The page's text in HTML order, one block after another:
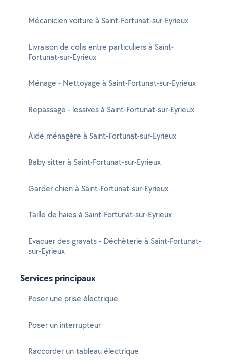
Mécanicien voiture à Saint-Fortunat-sur-Eyrieux
Livraison de colis entre particuliers à Saint-
Fortunat-sur-Eyrieux
Ménage - Nettoyage à Saint-Fortunat-sur-Eyrieux
Repassage - lessives à Saint-Fortunat-sur-Eyrieux
Aide ménagère à Saint-Fortunat-sur-Eyrieux
Baby sitter à Saint-Fortunat-sur-Eyrieux
Garder chien à Saint-Fortunat-sur-Eyrieux
Taille de haies à Saint-Fortunat-sur-Eyrieux
Evacuer des gravats - Déchèterie à Saint-Fortunat-
sur-Eyrieux
Services principaux
Poser une prise électrique
Poser un interrupteur
Raccorder un tableau électrique